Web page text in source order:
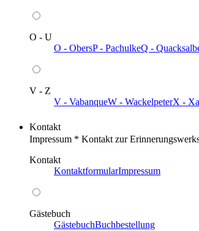
O - U
O - ObersP - PachulkeQ -
V - Z
V - VabanqueW - WackelpeterX -
Kontakt
Impressum * Kontakt zur
Kontakt
KontaktformularImpressum
Gästebuch
GästebuchBuchbestellung